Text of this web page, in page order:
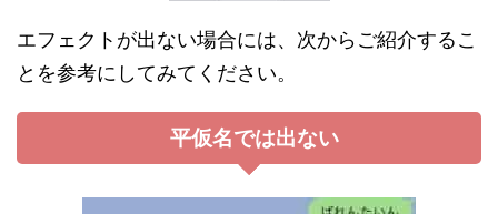
エフェクトが出ない場合には、次からご紹介するこ
とを参考にしてみてください。
平仮名では出ない